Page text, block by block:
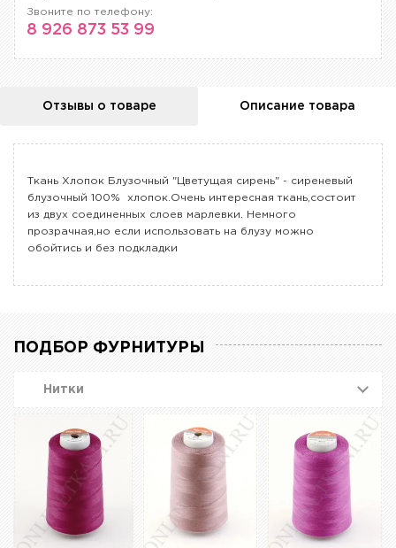
Звоните по телефону:
8 926 873 53 99
Отзывы о товаре Описание товара
Ткань Хлопок Блузочный "Цветущая сирень" - сиреневый
блузочный 100% хлопок.Очень интересная ткань,состоит
из двух соединенных слоев марлевки. Немного
прозрачная,но если использовать на блузу можно
обойтись и без подкладки
ПОДБОР ФУРНИТУРЫ
Нитки